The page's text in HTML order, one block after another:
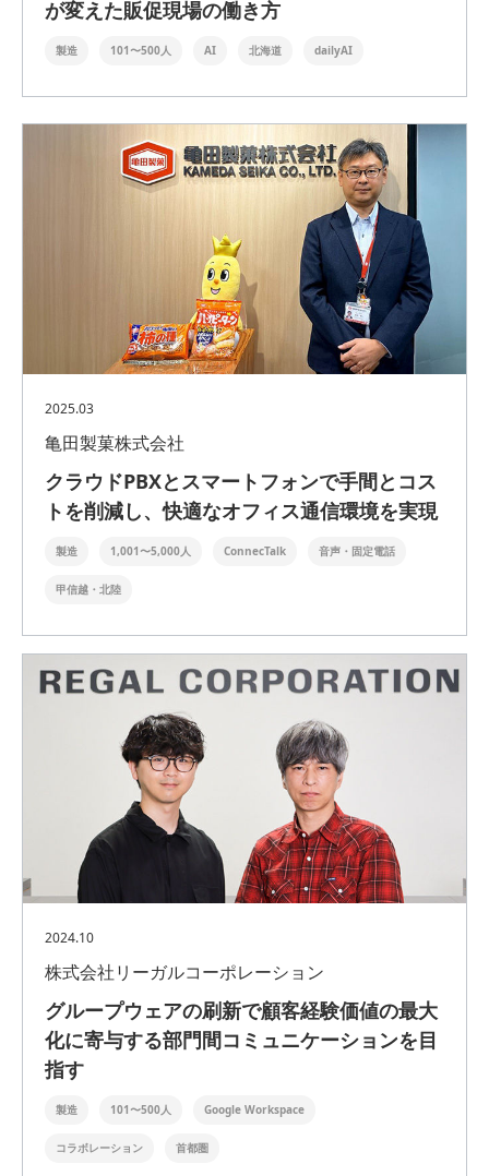
が変えた販促現場の働き方
製造 101〜500人 AI 北海道 dailyAI
2025.03
亀田製菓株式会社
クラウドPBXとスマートフォンで手間とコス
トを削減し、快適なオフィス通信環境を実現
製造 1,001〜5,000人 ConnecTalk 音声・固定電話
甲信越・北陸
2024.10
株式会社リーガルコーポレーション
グループウェアの刷新で顧客経験価値の最大
化に寄与する部門間コミュニケーションを目
指す
製造 101〜500人 Google Workspace
コラボレーション 首都圏